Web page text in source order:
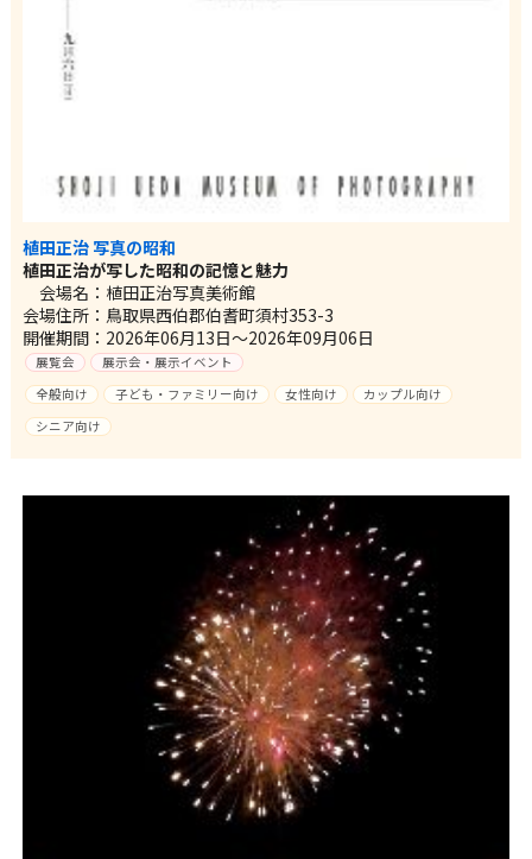
植田正治 写真の昭和
植田正治が写した昭和の記憶と魅力
会場名：植田正治写真美術館
会場住所：鳥取県西伯郡伯耆町須村353-3
開催期間：2026年06月13日～2026年09月06日
展覧会
展示会・展示イベント
全般向け
子ども・ファミリー向け 女性向け
カップル向け
シニア向け